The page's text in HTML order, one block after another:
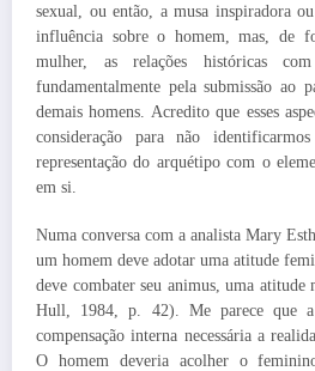
sexual, ou então, a musa inspiradora
influência sobre o homem, mas, de
mulher, as relações históricas
fundamentalmente pela submissão ao
demais homens. Acredito que esses
consideração para não
representação do arquétipo com o
em si.
Numa conversa com a analista Mary
um homem deve adotar uma atitude
deve combater seu animus, uma
Hull, 1984, p. 42). Me parece que
compensação interna necessária a
O homem deveria acolher o